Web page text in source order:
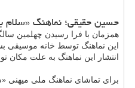
حسین حقیقی؛ نماهنگ «سلام
همزمان با فرا رسیدن چهلمین سالگرد پیروزی انقلاب اسلامی در سال ۱۳۹۷ بود که
این نماهنگ توسط خانه موسیقی
انتشار این نماهنگ به علت مکان
برای تماشای نماهنگ ملی میهنی